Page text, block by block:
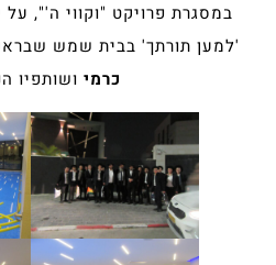
במסגרת פרויקט "וקווי ה'", על
'למען תורתך' בבית שמש
כרמי ושותפיו